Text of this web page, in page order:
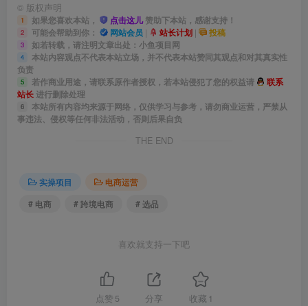
© 版权声明
1 如果您喜欢本站， 点击这儿赞助下本站，感谢支持！
2 可能会帮助到你： 网站会员 | 站长计划 | 投稿
3 如若转载，请注明文章出处：小鱼项目网
4
本站内容观点不代表本站立场，并不代表本站赞同其观点和对其真实性
负责
5 若作商业用途，请联系原作者授权，若本站侵犯了您的权益请
联系
站长进行删除处理
6
本站所有内容均来源于网络，仅供学习与参考，请勿商业运营，严禁从
事违法、侵权等任何非法活动，否则后果自负
THE END
实操项目
电商运营
# 电商
# 跨境电商 # 选品
喜欢就支持一下吧
点赞 5 分享 收藏 1